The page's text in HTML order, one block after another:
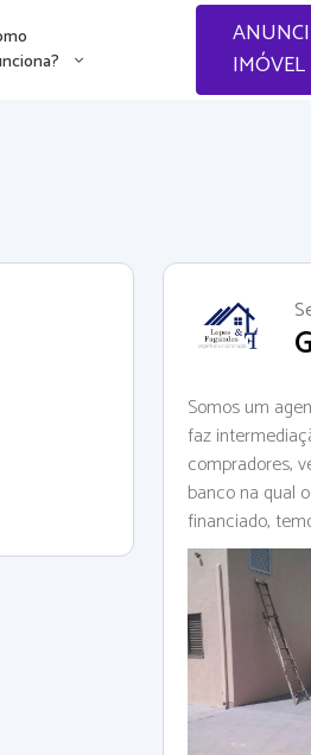
IMÓVEL
Somos um
faz
compradores,
banco na qual
financiado,
com
para um
Trabalhamos
construção,
todos os
iniciando pelo
acabamento,